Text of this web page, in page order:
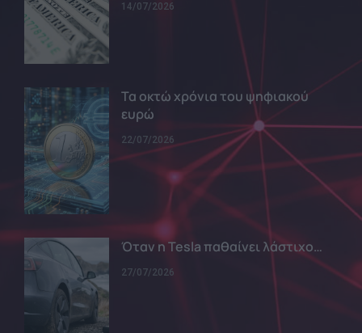
14/07/2026
Τα οκτώ χρόνια του ψηφιακού
ευρώ
22/07/2026
Όταν η Tesla παθαίνει λάστιχο…
27/07/2026